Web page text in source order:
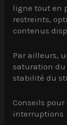
ligne tout en
restreints,
contenus
Par ailleurs,
saturation du
stabilité du
Conseils
interruptions